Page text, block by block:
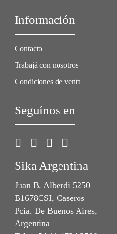
Información
Contacto
Trabajá con nosotros
Condiciones de venta
Seguínos en
Sika Argentina
Juan B. Alberdi 5250
B1678CSI, Caseros
Pcia. De Buenos Aires,
Argentina